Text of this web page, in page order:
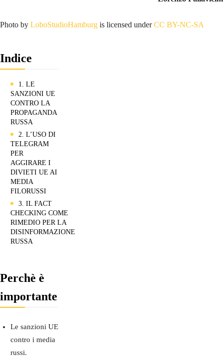
Photo by LoboStudioHamburg is licensed underCC BY-NC-SA
Indice
1. LE
SANZIONI UE
CONTRO LA
PROPAGANDA
RUSSA
2. L’USO DI
TELEGRAM
PER
AGGIRARE I
DIVIETI UE AI
MEDIA
FILORUSSI
3. IL FACT
CHECKING COME
RIMEDIO PER LA
DISINFORMAZIONE
RUSSA
Perchè è
importante
Le sanzioni UE
contro i media
russi.